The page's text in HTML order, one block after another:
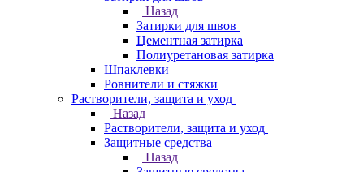
Назад
Затирки для швов
Цементная затирка
Полиуретановая затирка
Шпаклевки
Ровнители и стяжки
Растворители, защита и уход
Назад
Растворители, защита и уход
Защитные средства
Назад